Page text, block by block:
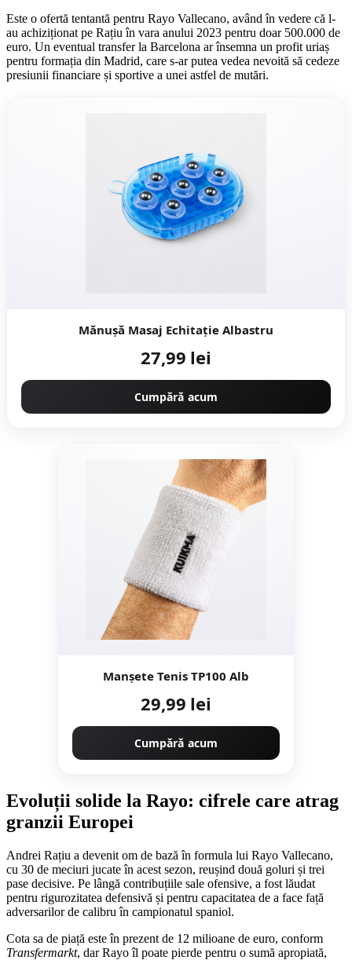
Este o ofertă tentantă pentru Rayo Vallecano, având în vedere că l-
au achiziționat pe Rațiu în vara anului 2023 pentru doar 500.000 de
euro. Un eventual transfer la Barcelona ar însemna un profit uriaș
pentru formația din Madrid, care s-ar putea vedea nevoită să cedeze
presiunii financiare și sportive a unei astfel de mutări.
Mănuşă Masaj Echitaţie Albastru
27,99 lei
Cumpără acum
Manșete Tenis TP100 Alb
29,99 lei
Cumpără acum
Evoluții solide la Rayo: cifrele care atrag
granzii Europei
Andrei Rațiu a devenit om de bază în formula lui Rayo Vallecano,
cu 30 de meciuri jucate în acest sezon, reușind două goluri și trei
pase decisive. Pe lângă contribuțiile sale ofensive, a fost lăudat
pentru rigurozitatea defensivă și pentru capacitatea de a face față
adversarilor de calibru în campionatul spaniol.
Cota sa de piață este în prezent de 12 milioane de euro, conform
Transfermarkt, dar Rayo îl poate pierde pentru o sumă apropiată,